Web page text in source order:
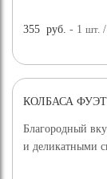
355 руб. - 1шт.
КОЛБАСА ФУЭТ
Благородный
и деликатными